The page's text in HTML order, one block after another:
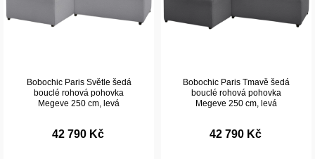
Bobochic Paris Světle šedá
bouclé rohová pohovka
Megeve 250 cm, levá
42 790 Kč
Bobochic Paris Tmavě šedá
bouclé rohová pohovka
Megeve 250 cm, levá
42 790 Kč